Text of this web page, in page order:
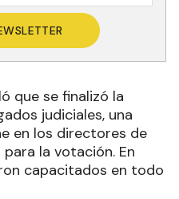
que se finalizó la
judiciales, una
en los directores de
la votación. En
capacitados en todo